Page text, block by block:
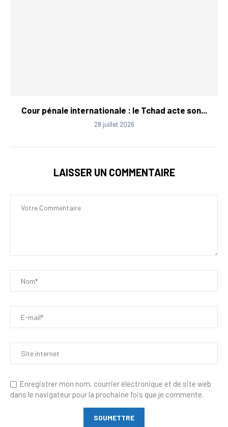
Cour pénale internationale : le Tchad acte son...
28 juillet 2026
LAISSER UN COMMENTAIRE
Enregistrer mon nom, courrier électronique et de site web
dans le navigateur pour la prochaine fois que je commente.